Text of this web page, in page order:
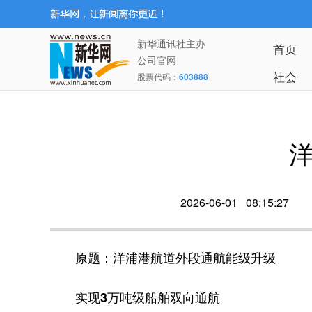
新华通讯社主办
公司官网
股票代码： 603888
首页
社会
2026-06-01 08:15:27
原题：洋浦港航道外段通航能级升级
实现3万吨级船舶双向通航